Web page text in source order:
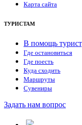
Карта сайта
ТУРИСТАМ
В помощь
Где остановиться
Где поесть
Куда сходить
Маршруты
Сувениры
Задать нам вопрос